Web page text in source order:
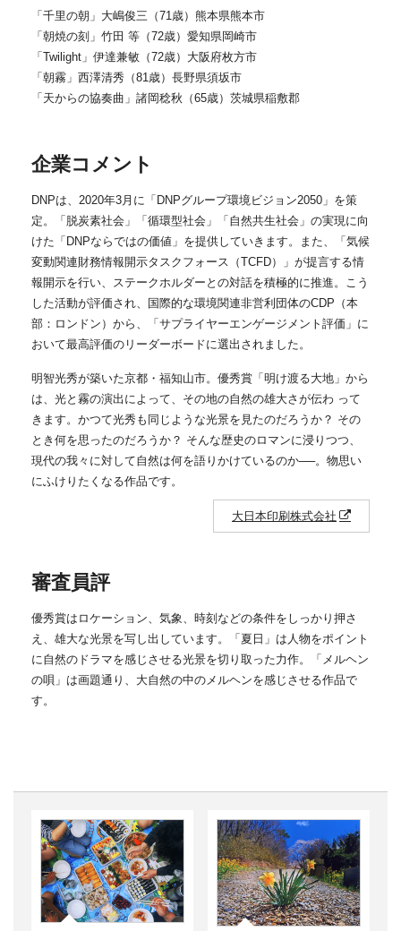
「千里の朝」大嶋俊三（71歳）熊本県熊本市
「朝焼の刻」竹田 等（72歳）愛知県岡崎市
「Twilight」伊達兼敏（72歳）大阪府枚方市
「朝霧」西澤清秀（81歳）長野県須坂市
「天からの協奏曲」諸岡稔秋（65歳）茨城県稲敷郡
企業コメント
DNPは、2020年3月に「DNPグループ環境ビジョン2050」を策
定。「脱炭素社会」「循環型社会」「自然共生社会」の実現に向
けた「DNPならではの価値」を提供していきます。また、「気候
変動関連財務情報開示タスクフォース（TCFD）」が提言する情
報開示を行い、ステークホルダーとの対話を積極的に推進。こう
した活動が評価され、国際的な環境関連非営利団体のCDP（本
部：ロンドン）から、「サプライヤーエンゲージメント評価」に
おいて最高評価のリーダーボードに選出されました。
明智光秀が築いた京都・福知山市。優秀賞「明け渡る大地」から
は、光と霧の演出によって、その地の自然の雄大さが伝わ って
きます。かつて光秀も同じような光景を見たのだろうか？ その
とき何を思ったのだろうか？ そんな歴史のロマンに浸りつつ、
現代の我々に対して自然は何を語りかけているのか──。物思い
にふけりたくなる作品です。
大日本印刷株式会社
審査員評
優秀賞はロケーション、気象、時刻などの条件をしっかり押さ
え、雄大な光景を写し出しています。「夏日」は人物をポイント
に自然のドラマを感じさせる光景を切り取った力作。「メルヘン
の唄」は画題通り、大自然の中のメルヘンを感じさせる作品で
す。